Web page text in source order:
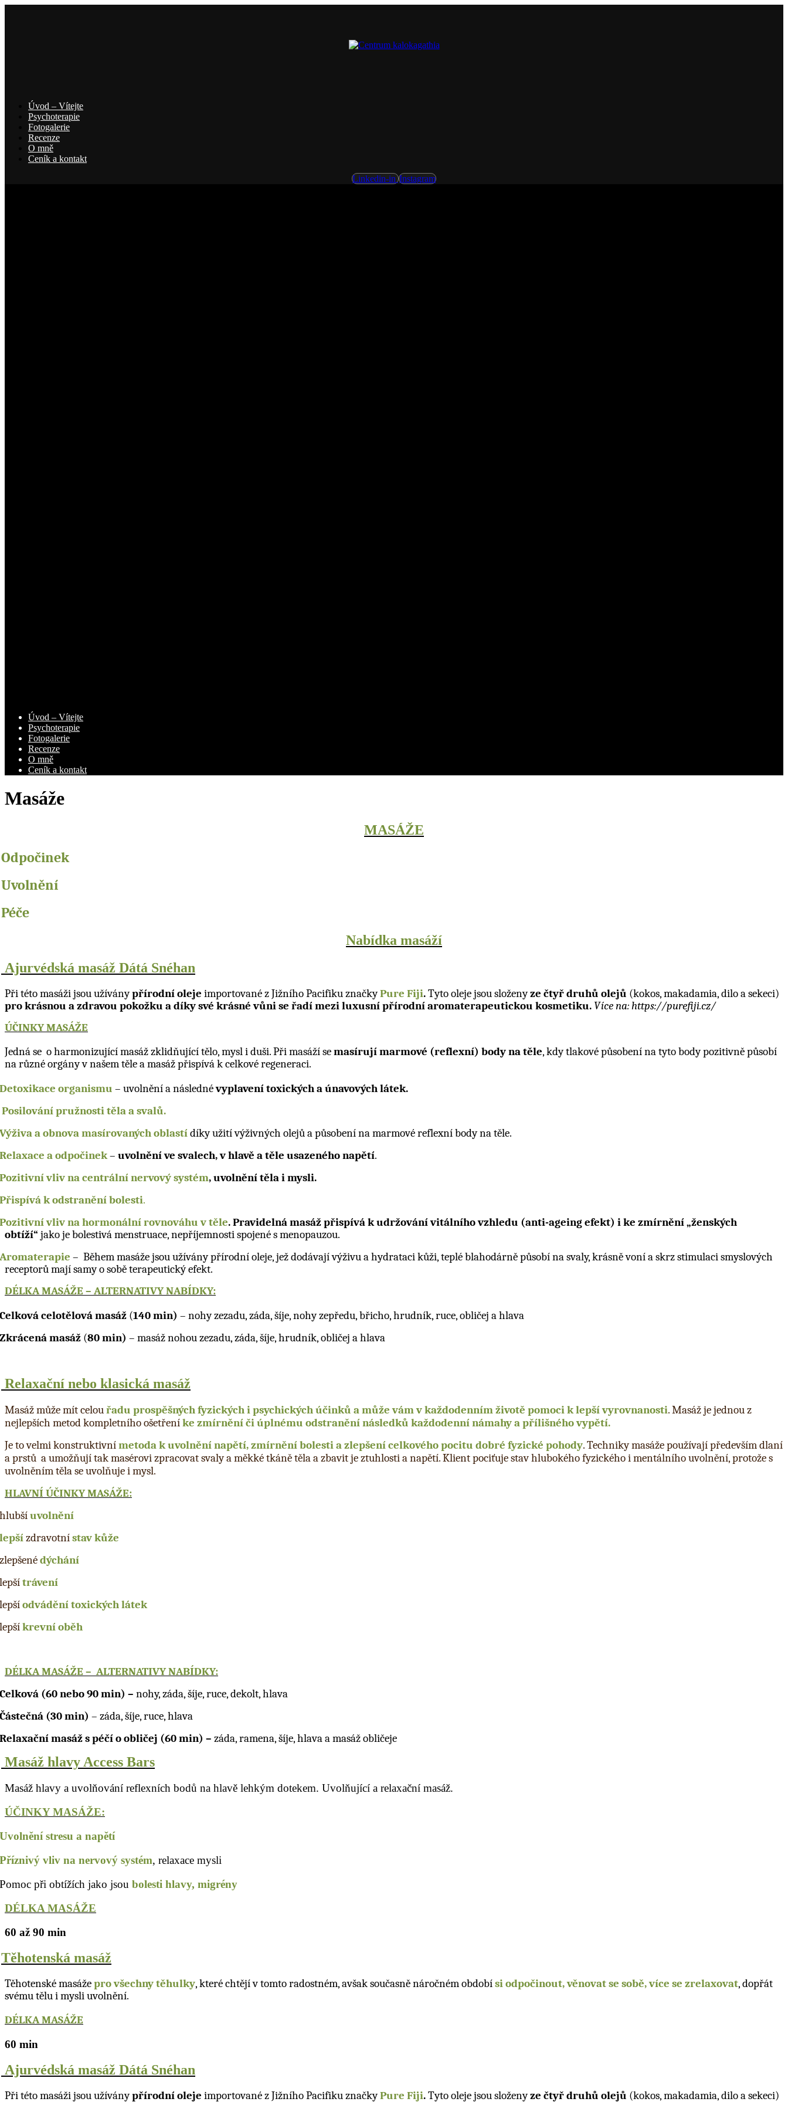
Úvod – Vítejte
Psychoterapie
Fotogalerie
Recenze
O mně
Ceník a kontakt
Linkedin-in Instagram
Úvod – Vítejte
Psychoterapie
Fotogalerie
Recenze
O mně
Ceník a kontakt
Masáže
MASÁŽE
Odpočinek
Uvolnění
Péče
Nabídka masáží
Ajurvédská masáž Dátá Snéhan
Při této masáži jsou užíványpřírodní oleje importované z Jižního Pacifiku značkyPure Fiji.Tyto oleje jsou složenyze čtyř druhů olejů (kokos, makadamia, dilo a sekeci)
pro krásnou a zdravou pokožku a díky své krásné vůni se řadí mezi luxusní přírodní aromaterapeutickou kosmetiku. Více na: https://purefiji.cz/
ÚČINKY MASÁŽE
Jedná se o harmonizující masáž zklidňující tělo, mysl i duši. Při masáží semasírují marmové (reflexní) body na těle, kdy tlakové působení na tyto body pozitivně působí
na různé orgány v našem těle a masáž přispívá k celkové regeneraci.
Detoxikace organismu – uvolnění a následnévyplavení toxických a únavových látek.
Posilování pružnosti těla a svalů.
Výživa a obnova masírovaných oblastídíky užití výživných olejů a působení na marmové reflexní body na těle.
Relaxace a odpočinek– uvolnění ve svalech, v hlavě a těle usazeného napětí.
Pozitivní vliv na centrální nervový systém, uvolnění těla i mysli.
Přispívá k odstranění bolesti.
Pozitivní vliv na hormonální rovnováhu v těle. Pravidelná masážpřispívá k udržování vitálního vzhledu (anti-ageing efekt) i ke zmírnění „ženských
obtíží“ jako je bolestivá menstruace, nepříjemnosti spojené s menopauzou.
Aromaterapie – Během masáže jsou užívány přírodní oleje, jež dodávají výživu a hydrataci kůži, teplé blahodárně působí na svaly, krásně voní a skrz stimulaci smyslových
receptorů mají samy o sobě terapeutický efekt.
DÉLKA MASÁŽE – ALTERNATIVY NABÍDKY:
Celková celotělovámasáž (140 min) – nohy zezadu, záda, šíje, nohy zepředu, břicho, hrudník, ruce, obličej a hlava
Zkrácená masáž (80 min) – masáž nohou zezadu, záda, šíje, hrudník, obličej a hlava
Relaxační nebo klasická masáž
Masáž může mít celouřadu prospěšných fyzických i psychických účinků a může vám v každodenním životě pomoci k lepší vyrovnanosti. Masáž je jednou z
nejlepších metod kompletního ošetřeníke zmírnění či úplnému odstranění následků každodenní námahy a přílišného vypětí.
Je to velmi konstruktivnímetoda k uvolnění napětí, zmírnění bolesti a zlepšení celkového pocitu dobré fyzické pohody. Techniky masáže používají především dlaní
a prstů a umožňují tak masérovi zpracovat svaly a měkké tkáně těla a zbavit je ztuhlosti a napětí. Klient pociťuje stav hlubokého fyzického i mentálního uvolnění, protože s
uvolněním těla se uvolňuje i mysl.
HLAVNÍ ÚČINKY MASÁŽE:
hlubšíuvolnění
lepšízdravotnístav kůže
zlepšenédýchání
lepšítrávení
lepšíodvádění toxických látek
lepšíkrevní oběh
DÉLKA MASÁŽE – ALTERNATIVY NABÍDKY:
Celková (60 nebo 90 min) – nohy, záda, šíje, ruce, dekolt, hlava
Částečná (30 min) – záda, šíje, ruce, hlava
Relaxační masáž s péčí o obličej (60 min) – záda, ramena, šíje, hlava a masáž obličeje
Masáž hlavy Access Bars
Masáž hlavy a uvolňování reflexních bodů na hlavě lehkým dotekem. Uvolňující a relaxační masáž.
ÚČINKY MASÁŽE:
Uvolnění stresu a napětí
Příznivý vliv na nervový systém, relaxace mysli
Pomoc při obtížích jako jsou bolesti hlavy, migrény
DÉLKA MASÁŽE
60 až 90 min
Těhotenská masáž
Těhotenské masážepro všechny těhulky, které chtějí v tomto radostném, avšak současně náročném obdobísi odpočinout, věnovat se sobě, více se zrelaxovat, dopřát
svému tělu i mysli uvolnění.
DÉLKA MASÁŽE
60 min
Ajurvédská masáž Dátá Snéhan
Při této masáži jsou užíványpřírodní oleje importované z Jižního Pacifiku značkyPure Fiji.Tyto oleje jsou složenyze čtyř druhů olejů (kokos, makadamia, dilo a sekeci)